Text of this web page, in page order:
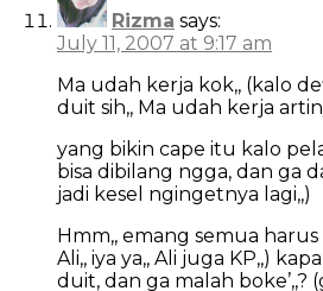
Rizma says:
July 11, 2007 at 9:17 am
Ma udah kerja kok,, (kalo
duit sih,, Ma udah kerja
yang bikin cape itu kalo
bisa dibilang ngga, dan ga
jadi kesel ngingetnya lagi,,)
Hmm,, emang semua harus
Ali,, iya ya,, Ali juga KP,,)
duit, dan ga malah boke’,,?